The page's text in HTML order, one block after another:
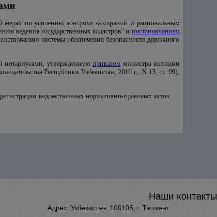
по усилению контроля за охраной и рациональным
ведения государственных кадастров" и постановлением
системы обеспечения безопасности дорожного
нотариусами, утвержденную приказом министра юстиции
Республики Узбекистан, 2010 г., N 13, ст. 99),
ведомственных нормативно-правовых актов
Наши контакты
Адрес: Узбекистан, 100105, г. Ташкент,